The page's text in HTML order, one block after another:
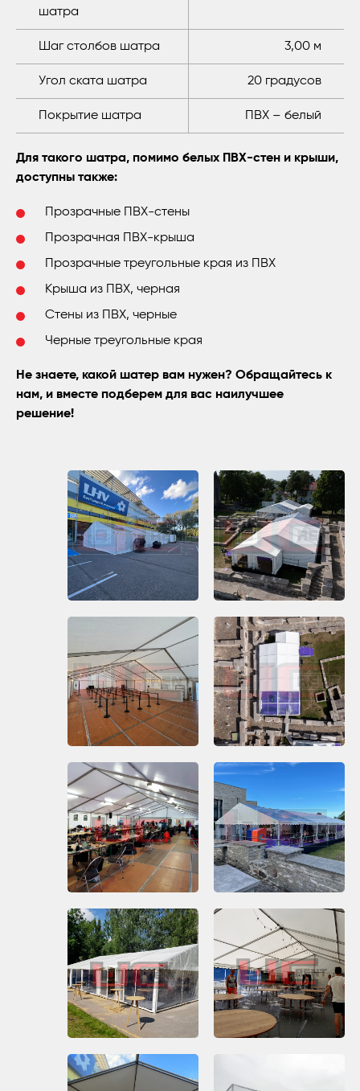
шатра
Шаг столбов шатра 3,00 м
Угол ската шатра 20 градусов
Покрытие шатра ПВХ – белый
Для такого шатра, помимо белых ПВХ-стен и крыши,
доступны также:
Прозрачные ПВХ-стены
Прозрачная ПВХ-крыша
Прозрачные треугольные края из ПВХ
Крыша из ПВХ, черная
Стены из ПВХ, черные
Черные треугольные края
Не знаете, какой шатер вам нужен? Обращайтесь к
нам, и вместе подберем для вас наилучшее
решение!